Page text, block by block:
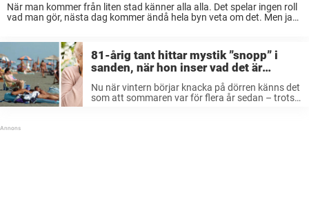
När man kommer från liten stad känner alla alla. Det spelar ingen roll
vad man gör, nästa dag kommer ändå hela byn veta om det. Men jag
81-årig tant hittar mystik ”snopp” i
sanden, när hon inser vad det är
Nu när vintern börjar knacka på dörren känns det
som att sommaren var för flera år sedan – trots